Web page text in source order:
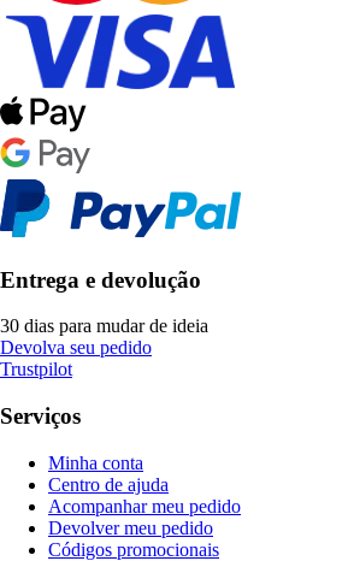
Entrega e devolução
30 dias para mudar de ideia
Devolva seu pedido
Trustpilot
Serviços
Minha conta
Centro de ajuda
Acompanhar meu pedido
Devolver meu pedido
Códigos promocionais